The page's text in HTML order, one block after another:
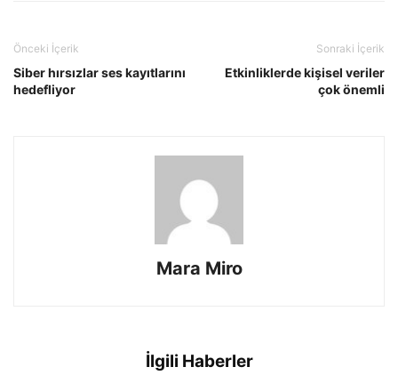
Önceki İçerik
Siber hırsızlar ses kayıtlarını
hedefliyor
Sonraki İçerik
Etkinliklerde kişisel veriler
çok önemli
Mara Miro
İlgili Haberler